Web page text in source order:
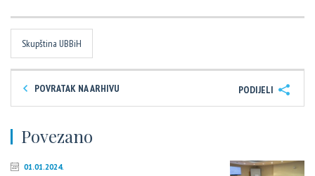
Skupština UBBiH
POVRATAK NA ARHIVU PODIJELI
Povezano
01.01.2024.